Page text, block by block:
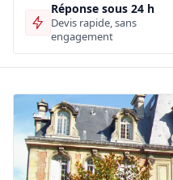
Réponse sous 24 h
Devis rapide, sans
engagement